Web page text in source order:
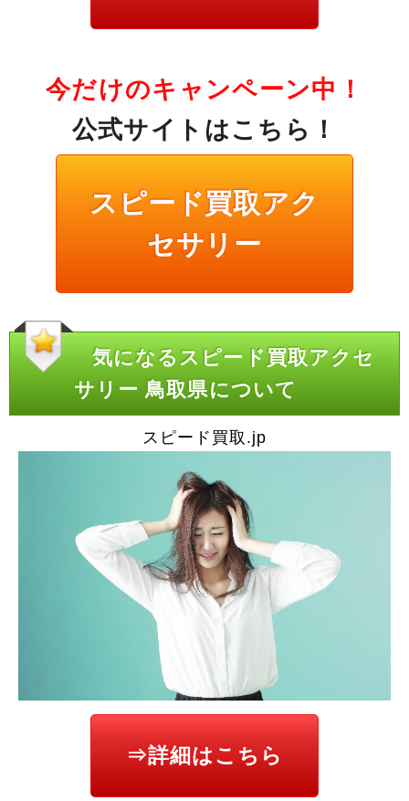
今だけのキャンペーン中！
公式サイトはこちら！
スピード買取アク
セサリー
気になるスピード買取アクセ
サリー 鳥取県について
スピード買取.jp
⇒詳細はこちら